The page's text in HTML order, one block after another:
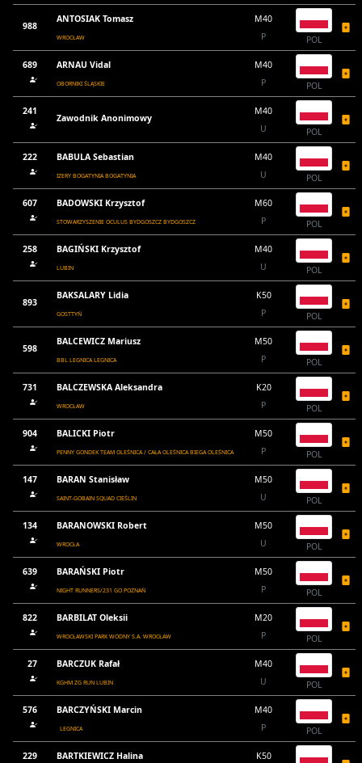
988
ANTOSIAK Tomasz
WROCŁAW
M40
P
POL
689 ARNAU Vidal
OBORNIKI ŚLĄSKIE
M40
P
POL
241
Zawodnik Anonimowy
M40
U
POL
222 BABULA Sebastian
IZERY BOGATYNIA BOGATYNIA
M40
U
POL
607 BADOWSKI Krzysztof
STOWARZYSZENIE OCULUS BYDGOSZCZ BYDGOSZCZ
M60
P
POL
258 BAGIŃSKI Krzysztof
LUBIN
M40
U
POL
893
BAKSALARY Lidia
GOSTTYŃ
K50
P
POL
598
BALCEWICZ Mariusz
BBL LEGNICA LEGNICA
M50
P
POL
731 BALCZEWSKA Aleksandra
WROCŁAW
K20
P
POL
904 BALICKI Piotr
PENNY GONDEK TEAM OLEŚNICA / CAŁA OLEŚNICA BIEGA OLEŚNICA
M50
P
POL
147 BARAN Stanisław
SAINT-GOBAIN SQUAD CIEŚLIN
M50
U
POL
134 BARANOWSKI Robert
WROCŁA
M50
U
POL
639 BARAŃSKI Piotr
NIGHT RUNNERS/231 GO POZNAŃ
M50
P
POL
822 BARBILAT Oleksii
WROCŁAWSKI PARK WODNY S.A. WROCŁAW
M20
P
POL
27 BARCZUK Rafał
KGHM ZG RUN LUBIN
M40
U
POL
576 BARCZYŃSKI Marcin
LEGNICA
M40
P
POL
229 BARTKIEWICZ Halina
K50